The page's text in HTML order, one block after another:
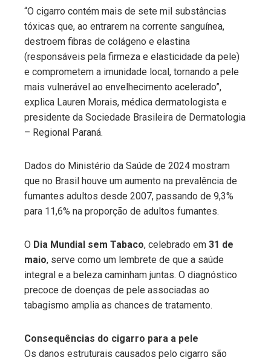
“O cigarro contém mais de sete mil substâncias
tóxicas que, ao entrarem na corrente sanguínea,
destroem fibras de colágeno e elastina
(responsáveis pela firmeza e elasticidade da pele)
e comprometem a imunidade local, tornando a pele
mais vulnerável ao envelhecimento acelerado”,
explica Lauren Morais, médica dermatologista e
presidente da Sociedade Brasileira de Dermatologia
– Regional Paraná.
Dados do Ministério da Saúde de 2024 mostram
que no Brasil houve um aumento na prevalência de
fumantes adultos desde 2007, passando de 9,3%
para 11,6% na proporção de adultos fumantes.
O Dia Mundial sem Tabaco, celebrado em 31 de
maio, serve como um lembrete de que a saúde
integral e a beleza caminham juntas. O diagnóstico
precoce de doenças de pele associadas ao
tabagismo amplia as chances de tratamento.
Consequências do cigarro para a pele
Os danos estruturais causados pelo cigarro são